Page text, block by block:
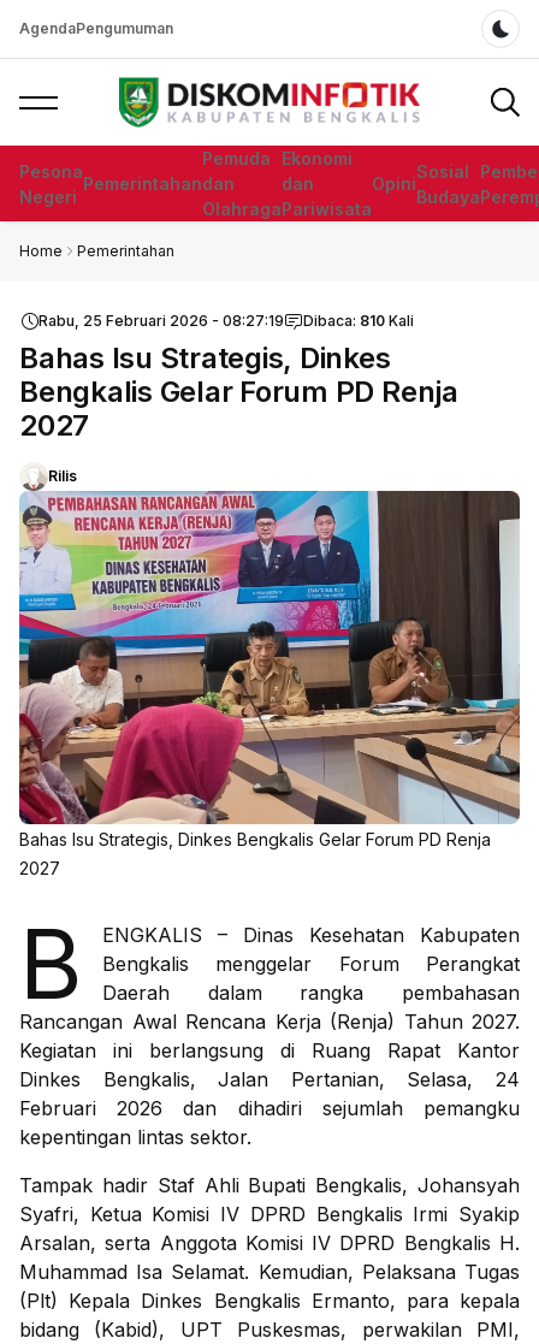
AgendaPengumuman
Pesona
Negeri
Pemerintahan
Pemuda
dan
Olahraga
Ekonomi
dan
Pariwisata
Opini
Sosial
Budaya
Home Pemerintahan
Rabu, 25 Februari 2026 - 08:27:19 Dibaca: 810 Kali
Bahas Isu Strategis, Dinkes
Bengkalis Gelar Forum PD Renja
2027
Rilis
Bahas Isu Strategis, Dinkes Bengkalis Gelar Forum PD Renja
2027
B
ENGKALIS – Dinas Kesehatan Kabupaten
Bengkalis menggelar Forum Perangkat
Daerah dalam rangka pembahasan
Rancangan Awal Rencana Kerja (Renja) Tahun 2027.
Kegiatan ini berlangsung di Ruang Rapat Kantor
Dinkes Bengkalis, Jalan Pertanian, Selasa, 24
Februari 2026 dan dihadiri sejumlah pemangku
kepentingan lintas sektor.
Tampak hadir Staf Ahli Bupati Bengkalis, Johansyah
Syafri, Ketua Komisi IV DPRD Bengkalis Irmi Syakip
Arsalan, serta Anggota Komisi IV DPRD Bengkalis H.
Muhammad Isa Selamat. Kemudian, Pelaksana Tugas
(Plt) Kepala Dinkes Bengkalis Ermanto, para kepala
bidang (Kabid), UPT Puskesmas, perwakilan PMI,